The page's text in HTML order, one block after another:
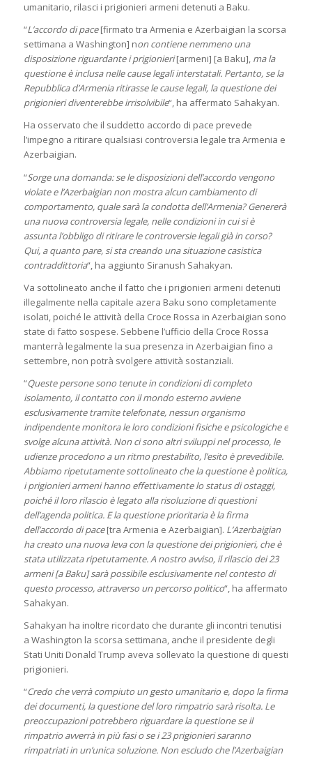
umanitario, rilasci i prigionieri armeni detenuti a Baku.
“L’accordo di pace[firmato tra Armenia e Azerbaigian la scorsa
settimana a Washington] non contiene nemmeno una
disposizione riguardante i prigionieri[armeni] [a Baku], ma la
questione è inclusa nelle cause legali interstatali. Pertanto, se la
Repubblica d’Armenia ritirasse le cause legali, la questione dei
prigionieri diventerebbe irrisolvibile“, ha affermato Sahakyan.
Ha osservato che il suddetto accordo di pace prevede
l’impegno a ritirare qualsiasi controversia legale tra Armenia e
Azerbaigian.
“Sorge una domanda: se le disposizioni dell’accordo vengono
violate e l’Azerbaigian non mostra alcun cambiamento di
comportamento, quale sarà la condotta dell’Armenia? Genererà
una nuova controversia legale, nelle condizioni in cui si è
assunta l’obbligo di ritirare le controversie legali già in corso?
Qui, a quanto pare, si sta creando una situazione casistica
contraddittoria“, ha aggiunto Siranush Sahakyan.
Va sottolineato anche il fatto che i prigionieri armeni detenuti
illegalmente nella capitale azera Baku sono completamente
isolati, poiché le attività della Croce Rossa in Azerbaigian sono
state di fatto sospese. Sebbene l’ufficio della Croce Rossa
manterrà legalmente la sua presenza in Azerbaigian fino a
settembre, non potrà svolgere attività sostanziali.
“Queste persone sono tenute in condizioni di completo
isolamento, il contatto con il mondo esterno avviene
esclusivamente tramite telefonate, nessun organismo
indipendente monitora le loro condizioni fisiche e psicologiche e
svolge alcuna attività. Non ci sono altri sviluppi nel processo, le
udienze procedono a un ritmo prestabilito, l’esito è prevedibile.
Abbiamo ripetutamente sottolineato che la questione è politica,
i prigionieri armeni hanno effettivamente lo status di ostaggi,
poiché il loro rilascio è legato alla risoluzione di questioni
dell’agenda politica. E la questione prioritaria è la firma
dell’accordo di pace[tra Armenia e Azerbaigian]. L’Azerbaigian
ha creato una nuova leva con la questione dei prigionieri, che è
stata utilizzata ripetutamente. A nostro avviso, il rilascio dei 23
armeni [a Baku] sarà possibile esclusivamente nel contesto di
questo processo, attraverso un percorso politico“, ha affermato
Sahakyan.
Sahakyan ha inoltre ricordato che durante gli incontri tenutisi
a Washington la scorsa settimana, anche il presidente degli
Stati Uniti Donald Trump aveva sollevato la questione di questi
prigionieri.
“Credo che verrà compiuto un gesto umanitario e, dopo la firma
dei documenti, la questione del loro rimpatrio sarà risolta. Le
preoccupazioni potrebbero riguardare la questione se il
rimpatrio avverrà in più fasi o se i 23 prigionieri saranno
rimpatriati in un’unica soluzione. Non escludo che l’Azerbaigian